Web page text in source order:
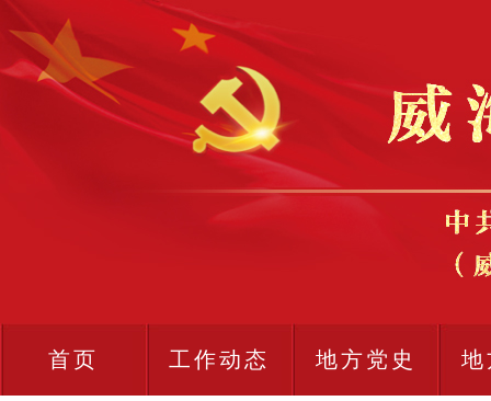
首页 工作动态 地方党史